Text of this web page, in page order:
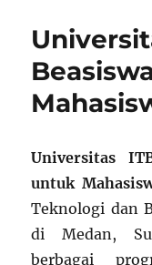
Universitas
untuk
Teknologi dan
di Medan,
berbagai